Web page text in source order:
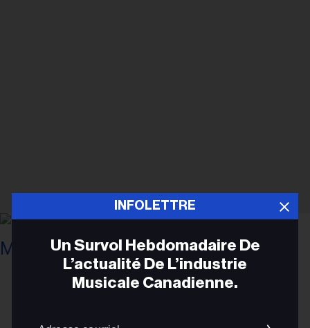
INFOLETTRE
Un Survol Hebdomadaire De
L’actualité De L’industrie
Musicale Canadienne.